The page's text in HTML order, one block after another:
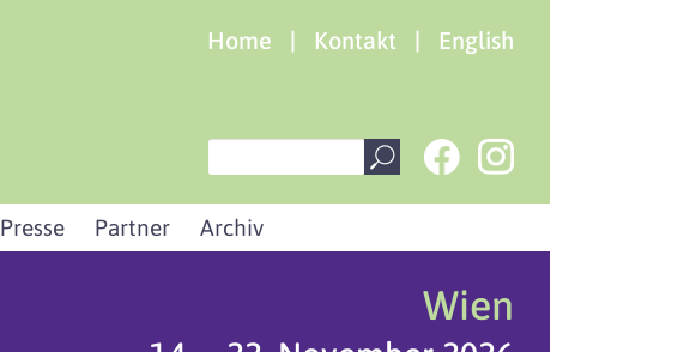
Home | Kontakt | English
Presse Partner Archiv
Wien